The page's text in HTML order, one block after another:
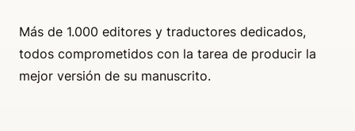
Más de 1.000 editores y traductores dedicados,
todos comprometidos con la tarea de producir la
mejor versión de su manuscrito.